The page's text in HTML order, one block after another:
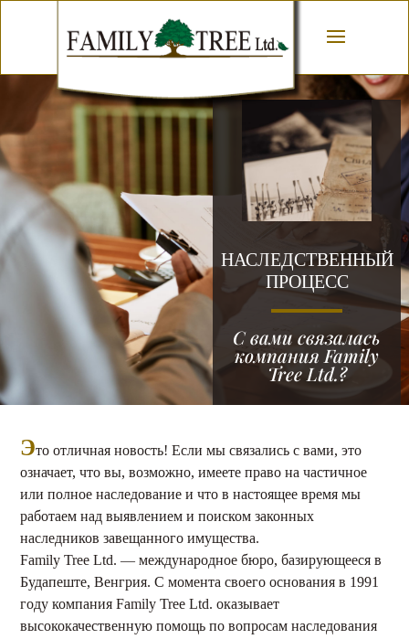
НАСЛЕДСТВЕННЫЙ
ПРОЦЕСС
С вами связалась
компания Family
Tree Ltd.?
Это отличная новость! Если мы связались с вами, это
означает, что вы, возможно, имеете право на частичное
или полное наследование и что в настоящее время мы
работаем над выявлением и поиском законных
наследников завещанного имущества.
Family Tree Ltd. — международное бюро, базирующееся в
Будапеште, Венгрия. С момента своего основания в 1991
году компания Family Tree Ltd. оказывает
высококачественную помощь по вопросам наследования